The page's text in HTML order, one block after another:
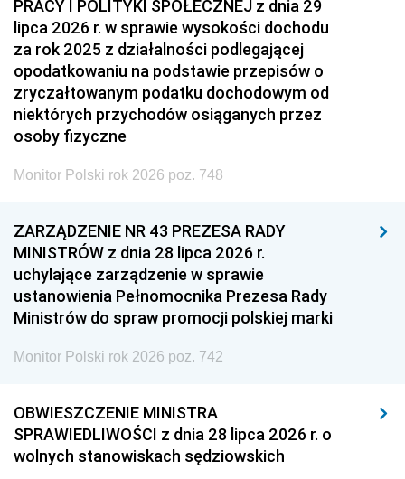
PRACY I POLITYKI SPOŁECZNEJ z dnia 29
lipca 2026 r. w sprawie wysokości dochodu
za rok 2025 z działalności podlegającej
opodatkowaniu na podstawie przepisów o
zryczałtowanym podatku dochodowym od
niektórych przychodów osiąganych przez
osoby fizyczne
Monitor Polski rok 2026 poz. 748
ZARZĄDZENIE NR 43 PREZESA RADY
MINISTRÓW z dnia 28 lipca 2026 r.
uchylające zarządzenie w sprawie
ustanowienia Pełnomocnika Prezesa Rady
Ministrów do spraw promocji polskiej marki
Monitor Polski rok 2026 poz. 742
OBWIESZCZENIE MINISTRA
SPRAWIEDLIWOŚCI z dnia 28 lipca 2026 r. o
wolnych stanowiskach sędziowskich